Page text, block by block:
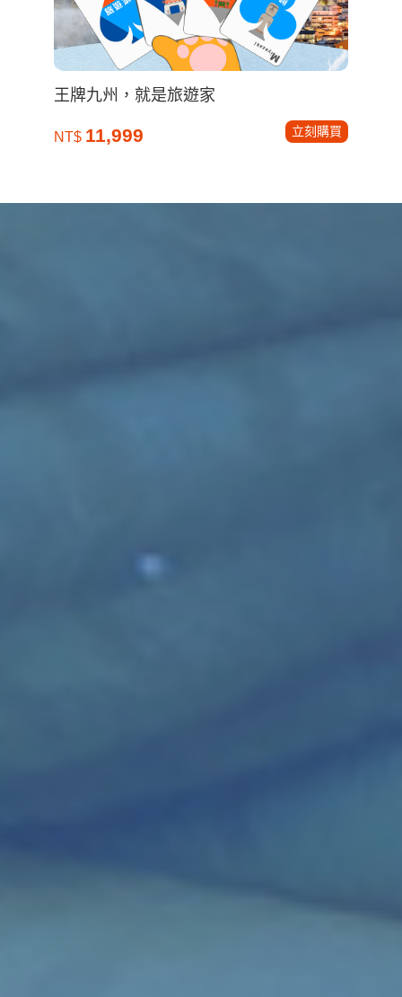
王牌九州，就是旅遊家
NT$ 11,999 立刻購買